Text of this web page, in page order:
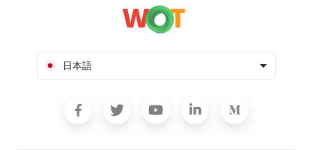
日本語